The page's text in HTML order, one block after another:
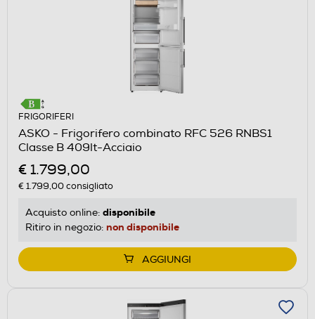
FRIGORIFERI
ASKO - Frigorifero combinato RFC 526 RNBS1
Classe B 409lt-Acciaio
€ 1.799,00
€ 1.799,00consigliato
Acquisto online: disponibile
Ritiro in negozio: non disponibile
AGGIUNGI